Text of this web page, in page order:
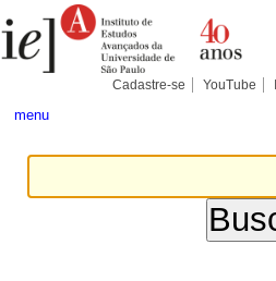
para
conteúdo.
Pessoais
Cadastre-se YouTube
menu